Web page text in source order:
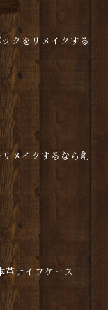
クをリメイクする
メイクするなら創
革ナイフケース